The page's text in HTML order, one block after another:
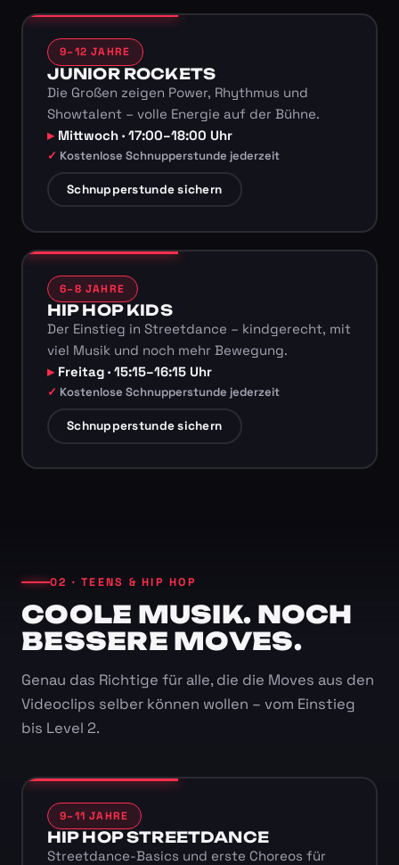
9–12 JAHRE
JUNIOR ROCKETS
Die Großen zeigen Power, Rhythmus und
Showtalent – volle Energie auf der Bühne.
Mittwoch · 17:00–18:00 Uhr
Kostenlose Schnupperstunde jederzeit
Schnupperstunde sichern
6–8 JAHRE
HIP HOP KIDS
Der Einstieg in Streetdance – kindgerecht, mit
viel Musik und noch mehr Bewegung.
Freitag · 15:15–16:15 Uhr
Kostenlose Schnupperstunde jederzeit
Schnupperstunde sichern
02 · TEENS & HIP HOP
COOLE MUSIK. NOCH
BESSERE MOVES.
Genau das Richtige für alle, die die Moves aus den
Videoclips selber können wollen – vom Einstieg
bis Level 2.
9–11 JAHRE
HIP HOP STREETDANCE
Streetdance-Basics und erste Choreos für